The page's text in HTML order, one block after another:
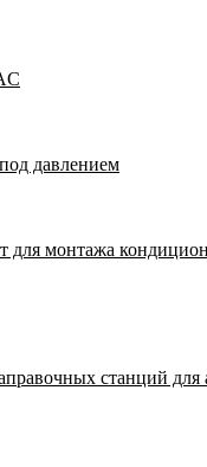
давлением
для монтажа
станций